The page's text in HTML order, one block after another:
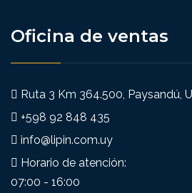
Oficina de ventas
Ruta 3 Km 364.500, Paysandú,
+598 92 848 435
info@lipin.com.uy
Horario de atención:
07:00 - 16:00